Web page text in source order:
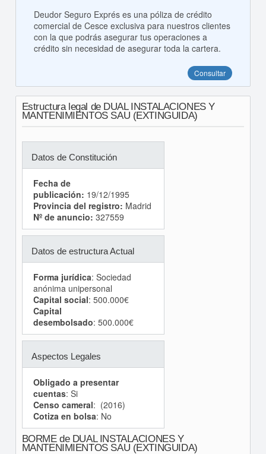
Deudor Seguro Exprés es una póliza de crédito
comercial de Cesce exclusiva para nuestros clientes
con la que podrás asegurar tus operaciones a
crédito sin necesidad de asegurar toda la cartera.
Consultar
Estructura legal de DUAL INSTALACIONES Y
MANTENIMIENTOS SAU (EXTINGUIDA)
Datos de Constitución
Fecha de
publicación: 19/12/1995
Provincia del registro: Madrid
Nº de anuncio: 327559
Datos de estructura Actual
Forma jurídica: Sociedad
anónima unipersonal
Capital social: 500.000€
Capital
desembolsado: 500.000€
Aspectos Legales
Obligado a presentar
cuentas: Si
Censo cameral: (2016)
Cotiza en bolsa: No
BORME de DUAL INSTALACIONES Y
MANTENIMIENTOS SAU (EXTINGUIDA)